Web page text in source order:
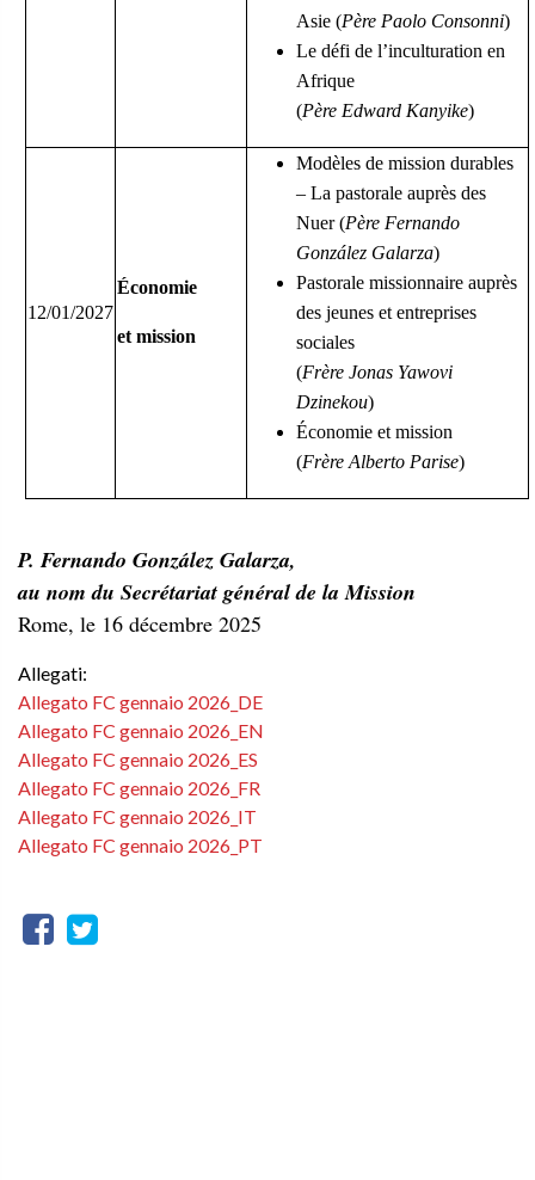
Asie (Père Paolo Consonni)
Le défi de l’inculturation en
Afrique
(Père Edward Kanyike)
12/01/2027
Économie
et mission
Modèles de mission durables
– La pastorale auprès des
Nuer (Père Fernando
González Galarza)
Pastorale missionnaire auprès
des jeunes et entreprises
sociales
(Frère Jonas Yawovi
Dzinekou)
Économie et mission
(Frère Alberto Parise)
P. Fernando González Galarza,
au nom du Secrétariat général de la Mission
Rome, le 16 décembre 2025
Allegati:
Allegato FC gennaio 2026_DE
Allegato FC gennaio 2026_EN
Allegato FC gennaio 2026_ES
Allegato FC gennaio 2026_FR
Allegato FC gennaio 2026_IT
Allegato FC gennaio 2026_PT